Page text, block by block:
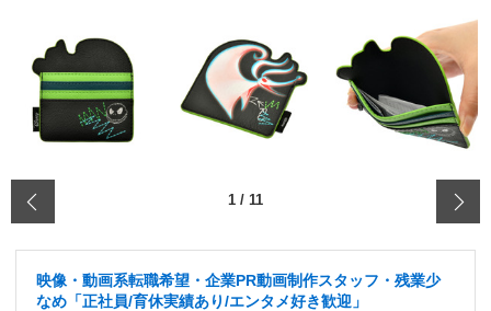
1 / 11
映像・動画系転職希望・企業PR動画制作スタッフ・残業少
なめ「正社員/育休実績あり/エンタメ好き歓迎」